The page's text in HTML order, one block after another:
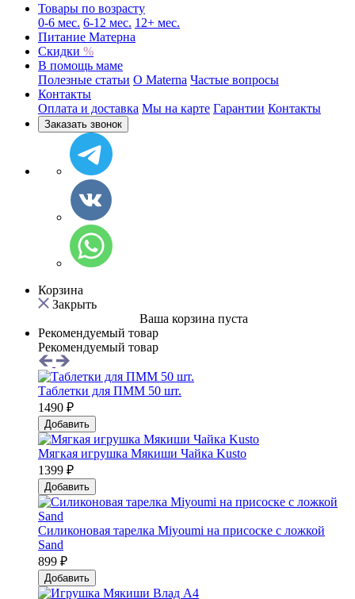
Товары по возрасту
0-6 мес. 6-12 мес. 12+ мес.
Питание Матерна
Скидки %
В помощь маме
Полезные статьи O Materna Частые вопросы
Контакты
Оплата и доставка Мы на карте Гарантии Контакты
Заказать звонок
Корзина
Закрыть
Ваша корзина пуста
Рекомендуемый товар
Рекомендуемый товар
Таблетки для ПММ 50 шт.
1490 ₽
Добавить
Мягкая игрушка Мякиши Чайка Kusto
1399 ₽
Добавить
Силиконовая тарелка Мiyoumi на присоске с ложкой
Sand
899 ₽
Добавить